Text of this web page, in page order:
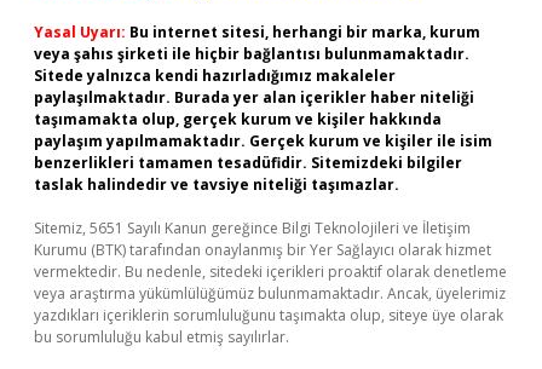
Yasal Uyarı: Bu internet sitesi, herhangi bir marka, kurum
veya şahıs şirketi ile hiçbir bağlantısı bulunmamaktadır.
Sitede yalnızca kendi hazırladığımız makaleler
paylaşılmaktadır. Burada yer alan içerikler haber niteliği
taşımamakta olup, gerçek kurum ve kişiler hakkında
paylaşım yapılmamaktadır. Gerçek kurum ve kişiler ile isim
benzerlikleri tamamen tesadüfidir. Sitemizdeki bilgiler
taslak halindedir ve tavsiye niteliği taşımazlar.
Sitemiz, 5651 Sayılı Kanun gereğince Bilgi Teknolojileri ve İletişim
Kurumu (BTK) tarafından onaylanmış bir Yer Sağlayıcı olarak hizmet
vermektedir. Bu nedenle, sitedeki içerikleri proaktif olarak denetleme
veya araştırma yükümlülüğümüz bulunmamaktadır. Ancak, üyelerimiz
yazdıkları içeriklerin sorumluluğunu taşımakta olup, siteye üye olarak
bu sorumluluğu kabul etmiş sayılırlar.